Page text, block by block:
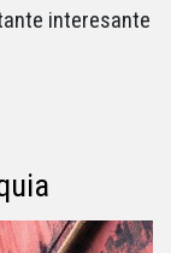
interesante